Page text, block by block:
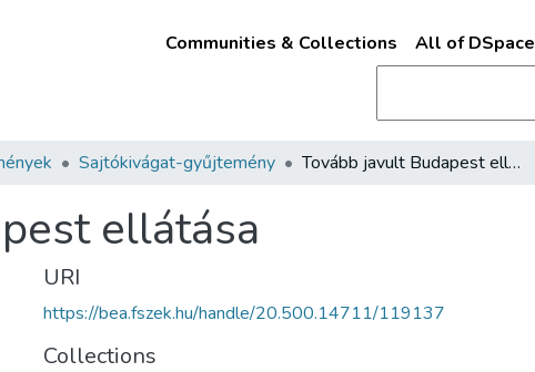
Communities & Collections All of DSpace
Sajtókivágat-gyűjtemény Tovább javult Budapest ellátása
ellátása
URI
https://bea.fszek.hu/handle/20.500.14711/119137
Collections